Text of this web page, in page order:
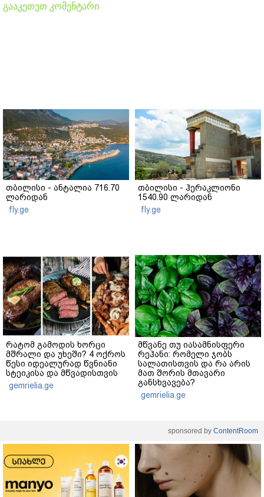
გააკეთეთ კომენტარი
თბილისი - ანტალია 716.70
ლარიდან
fly.ge
თბილისი - ჰერაკლიონი
1540.90 ლარიდან
fly.ge
რატომ გამოდის ხორცი
მშრალი და უხეში? 4 ოქროს
წესი იდეალურად წვნიანი
სტეიკისა და მწვადისთვის
gemrielia.ge
მწვანე თუ იასამნისფერი
რეჰანი: რომელი ჯობს
სალათისთვის და რა არის
მათ შორის მთავარი
განსხვავება?
gemrielia.ge
sponsored by ContentRoom